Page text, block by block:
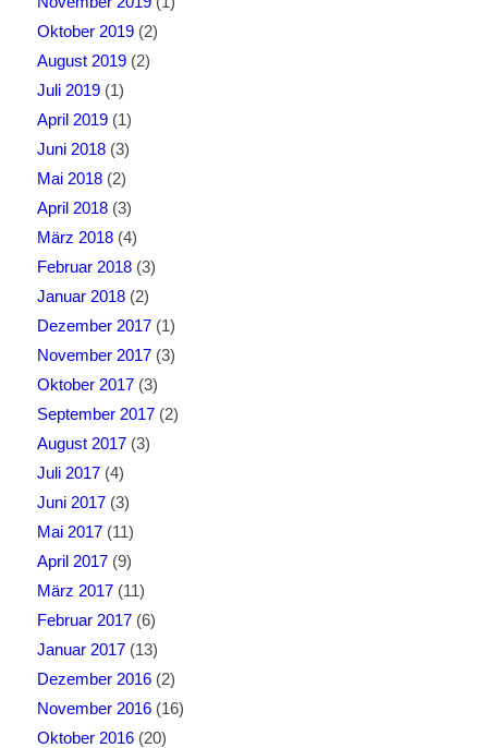
Oktober 2019(2)
August 2019(2)
Juli 2019(1)
April 2019(1)
Juni 2018(3)
Mai 2018(2)
April 2018(3)
März 2018(4)
Februar 2018(3)
Januar 2018(2)
Dezember 2017(1)
November 2017(3)
Oktober 2017(3)
September 2017(2)
August 2017(3)
Juli 2017(4)
Juni 2017(3)
Mai 2017(11)
April 2017(9)
März 2017(11)
Februar 2017(6)
Januar 2017(13)
Dezember 2016(2)
November 2016(16)
Oktober 2016(20)